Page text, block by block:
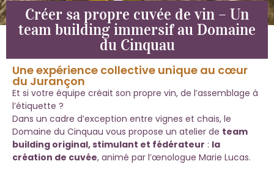
Créer sa propre cuvée de vin – Un
team building immersif au Domaine
du Cinquau
Une expérience collective unique au cœur
du Jurançon
Et si votre équipe créait son propre vin, de l’assemblage à
l’étiquette ?
Dans un cadre d’exception entre vignes et chais, le
Domaine du Cinquau vous propose un atelier de team
building original, stimulant et fédérateur : la
création de cuvée, animé par l’œnologue Marie Lucas.